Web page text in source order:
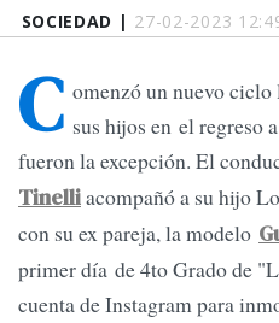
SOCIEDAD | 27-02-2023
C omenzó un nuevo
sus hijos en el regreso
fueron la excepción. El
Tinelliacompañó a su hijo
con su ex pareja, la modelo
primer día de 4to Grado de
cuenta de Instagram para